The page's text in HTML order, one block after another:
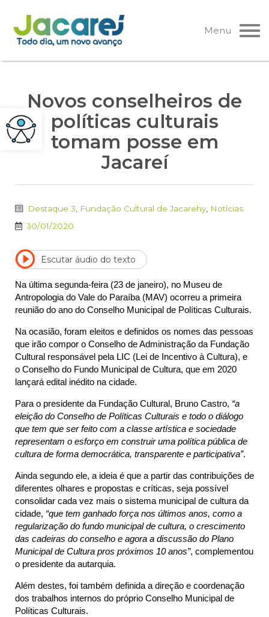
Pular
para
o
Menu
Novos conselheiros de
políticas culturais
tomam posse em
Jacareí
Destaque 3 Fundação Cultural de Jacarehy Notícias
30/01/2020
Escutar áudio do texto
Na última segunda-feira (23 de janeiro), no Museu de
Antropologia do Vale do Paraíba (MAV) ocorreu a primeira
reunião do ano do Conselho Municipal de Políticas Culturais.
Na ocasião, foram eleitos e definidos os nomes das pessoas
que irão compor o Conselho de Administração da Fundação
Cultural responsável pela LIC (Lei de Incentivo à Cultura), e
o Conselho do Fundo Municipal de Cultura, que em 2020
lançará edital inédito na cidade.
Para o presidente da Fundação Cultural, Bruno Castro, “a
eleição do Conselho de Políticas Culturais e todo o diálogo
que tem que ser feito com a classe artística e sociedade
representam o esforço em construir uma política pública de
cultura de forma democrática, transparente e participativa”.
Ainda segundo ele, a ideia é que a partir das contribuições de
diferentes olhares e propostas e críticas, seja possível
consolidar cada vez mais o sistema municipal de cultura da
cidade, “que tem ganhado força nos últimos anos, como a
regularização do fundo municipal de cultura, o crescimento
das cadeiras do conselho e agora a discussão do Plano
Municipal de Cultura pros próximos 10 anos”, complementou
o presidente da autarquia.
Além destes, foi também definida a direção e coordenação
dos trabalhos internos do próprio Conselho Municipal de
Políticas Culturais.